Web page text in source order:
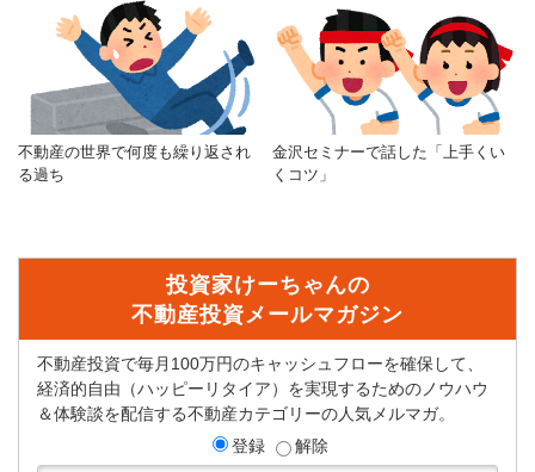
不動産の世界で何度も繰り返され
る過ち
金沢セミナーで話した「上手くい
くコツ」
投資家けーちゃんの
不動産投資メールマガジン
不動産投資で毎月100万円のキャッシュフローを確保して、
経済的自由（ハッピーリタイア）を実現するためのノウハウ
＆体験談を配信する不動産カテゴリーの人気メルマガ。
登録
解除